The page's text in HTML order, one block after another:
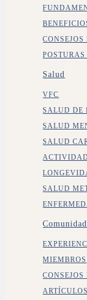
Salud
VFC
SALUD DE
SALUD
SALUD
SALUD
Comunidad
MIEMBROS